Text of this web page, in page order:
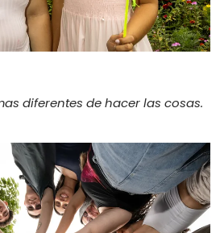
diferentes de hacer las cosas.